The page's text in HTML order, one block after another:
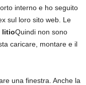
interno e ho seguito
sul loro sito web. Le
litioQuindi non sono
caricare, montare e il
una finestra. Anche la